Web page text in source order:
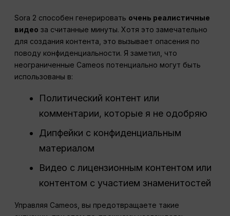
Sora 2 способен генерировать очень реалистичные
видео за считанные минуты. Хотя это замечательно
для создания контента, это вызывает опасения по
поводу конфиденциальности. Я заметил, что
неограниченные Cameos потенциально могут быть
использованы в:
Политический контент или
комментарии, которые я не одобряю
Дипфейки с конфиденциальным
материалом
Видео с лицензионным контентом или
контентом с участием знаменитостей
Управляя Cameos, вы предотвращаете такие